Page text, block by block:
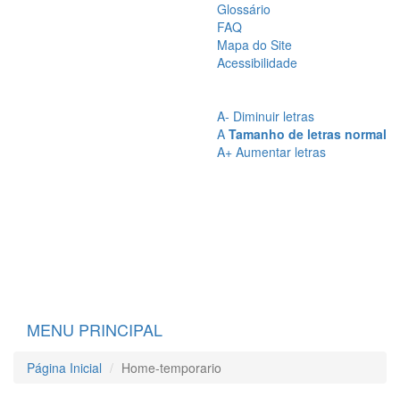
Glossário
FAQ
Mapa do Site
Acessibilidade
A- Diminuir letras
A Tamanho de letras normal
A+ Aumentar letras
MENU PRINCIPAL
Página Inicial Home-temporario